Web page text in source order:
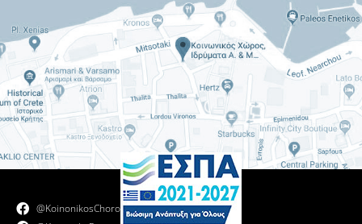
@KoinonikosChoros